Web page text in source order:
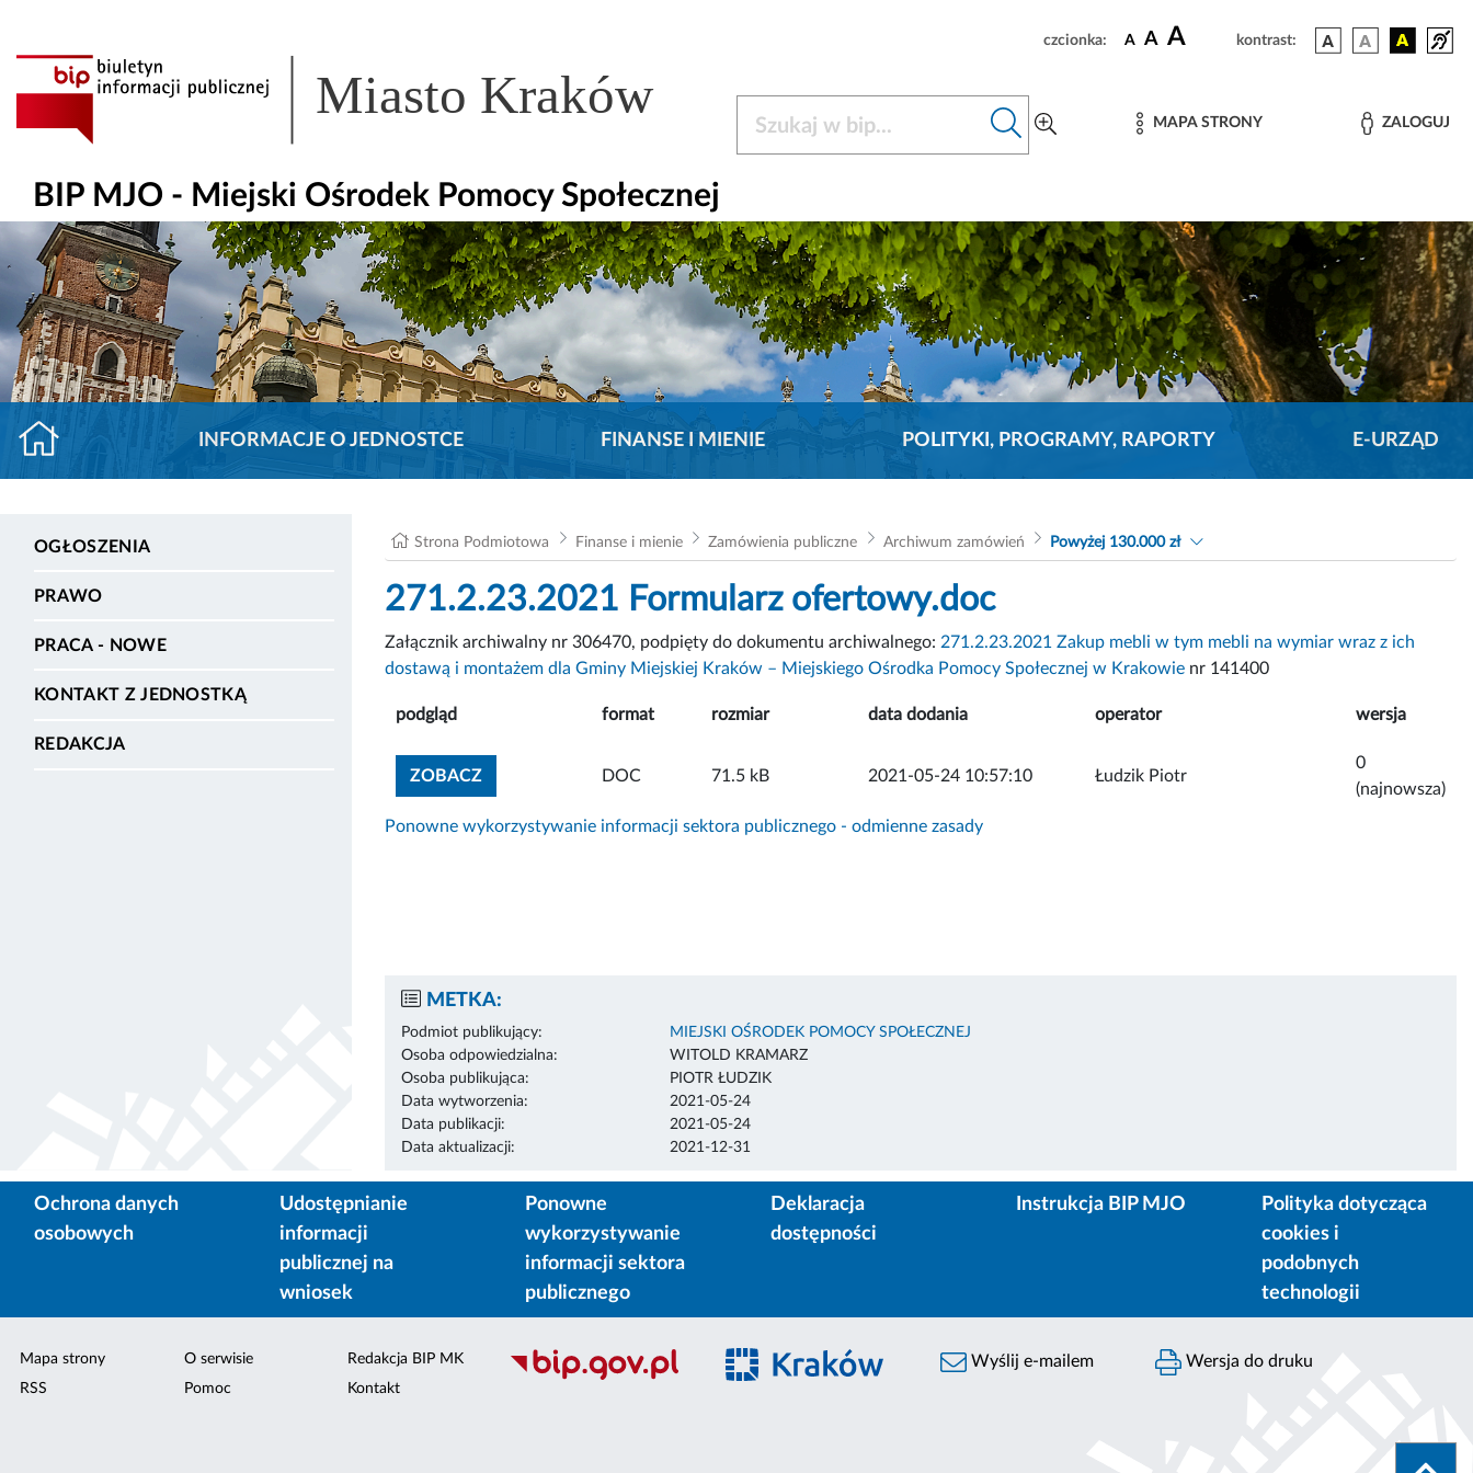
czcionka: A A A kontrast:
Miasto Kraków MAPA STRONY ZALOGUJ
BIP MJO - Miejski Ośrodek Pomocy Społecznej
INFORMACJE O JEDNOSTCE FINANSE I MIENIE POLITYKI, PROGRAMY, RAPORTY E-URZĄD
OGŁOSZENIA
PRAWO
PRACA - NOWE
KONTAKT Z JEDNOSTKĄ
REDAKCJA
Strona Podmiotowa Finanse i mienie Zamówienia publiczne Archiwum zamówień Powyżej 130.000 zł
271.2.23.2021 Formularz ofertowy.doc
Załącznik archiwalny nr 306470, podpięty do dokumentu archiwalnego: 271.2.23.2021 Zakup mebli w tym mebli na wymiar wraz z ich
dostawą i montażem dla Gminy Miejskiej Kraków – Miejskiego Ośrodka Pomocy Społecznej w Krakowie nr 141400
podgląd format rozmiar data dodania operator wersja
ZOBACZZOBACZ ZAŁĄCZNIK
DOC 71.5 kB 2021-05-24 10:57:10 Łudzik Piotr
0
(najnowsza)
Ponowne wykorzystywanie informacji sektora publicznego - odmienne zasady
METKA:
Podmiot publikujący:
MIEJSKI OŚRODEK POMOCY SPOŁECZNEJ
Osoba odpowiedzialna:
WITOLD KRAMARZ
Osoba publikująca:
PIOTR ŁUDZIK
Data wytworzenia:
2021-05-24
Data publikacji:
2021-05-24
Data aktualizacji:
2021-12-31
Ochrona danych
osobowych
Udostępnianie
informacji
publicznej na
wniosek
Ponowne
wykorzystywanie
informacji sektora
publicznego
Deklaracja
dostępności
Instrukcja BIP MJO
Polityka dotycząca
cookies i
podobnych
technologii
Mapa strony
RSS
O serwisie
Pomoc
Redakcja BIP MK
Kontakt
Wyślij e-mailem Wersja do druku